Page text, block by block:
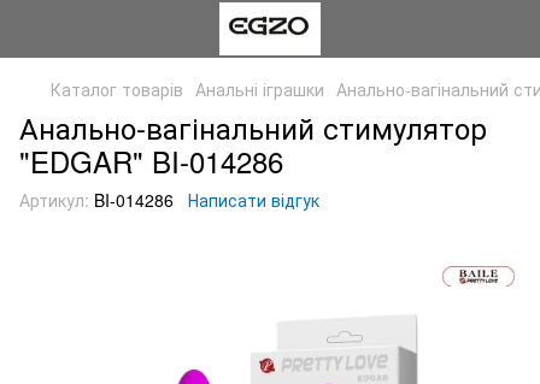
Каталог товарів Анальні іграшки Анально-вагінальний
Анально-вагінальний стимулятор
"EDGAR" BI-014286
Артикул: BI-014286 Написати відгук